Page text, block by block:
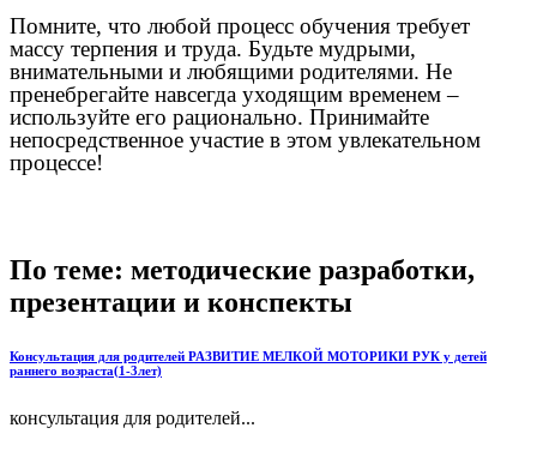
Помните, что любой процесс обучения требует
массу терпения и труда. Будьте мудрыми,
внимательными и любящими родителями. Не
пренебрегайте навсегда уходящим временем –
используйте его рационально. Принимайте
непосредственное участие в этом увлекательном
процессе!
По теме: методические разработки,
презентации и конспекты
Консультация для родителей РАЗВИТИЕ МЕЛКОЙ МОТОРИКИ РУК у детей
раннего возраста(1-3лет)
консультация для родителей...